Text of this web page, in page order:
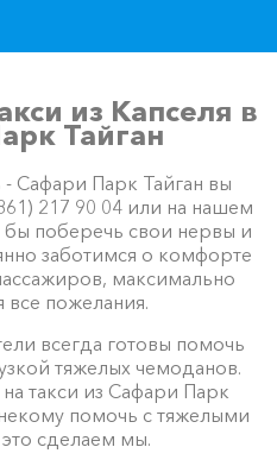
из Капселя в
Тайган
- Сафари Парк Тайган вы
217 90 04 или на нашем
бы поберечь свои нервы и
заботимся о комфорте
максимально
все пожелания.
всегда готовы помочь
тяжелых чемоданов.
такси из Сафари Парк
помочь с тяжелыми
сделаем мы.